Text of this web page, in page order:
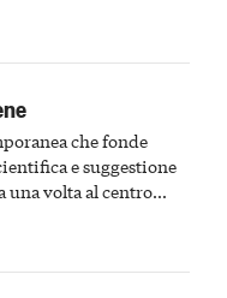
che fonde
e suggestione
una volta al centro
passato astigiano